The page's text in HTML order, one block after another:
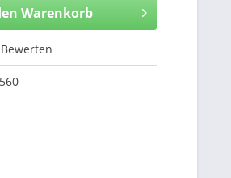
Warenkorb
Bewerten